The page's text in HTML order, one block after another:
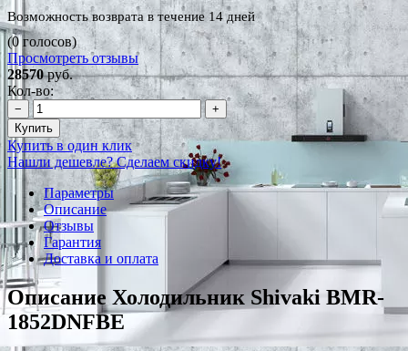
Возможность возврата в течение 14 дней
(0 голосов)
Просмотреть отзывы
28570руб.
Кол-во:
−
+
Купить
Купить в один клик
Нашли дешевле? Сделаем скидку!
Параметры
Описание
Отзывы
Гарантия
Доставка и оплата
Описание Холодильник Shivaki BMR-
1852DNFBE